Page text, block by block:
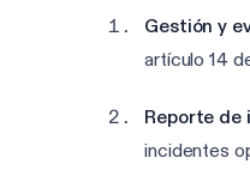
Gestión y
artículo 14
Reporte de
incidentes